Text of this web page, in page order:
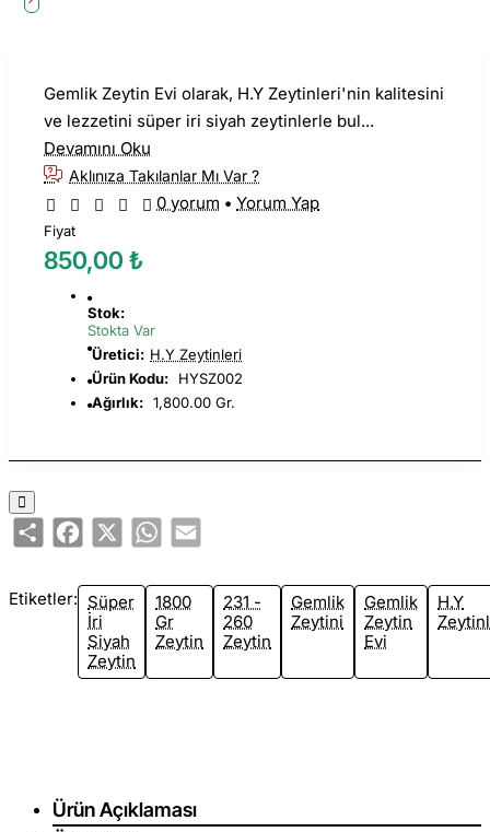
Gemlik Zeytin Evi olarak, H.Y Zeytinleri'nin kalitesini
ve lezzetini süper iri siyah zeytinlerle bul...
Devamını Oku
Aklınıza Takılanlar Mı Var ?
0 yorum • Yorum Yap
Fiyat
850,00 ₺
Stok:
Stokta Var
Üretici: H.Y Zeytinleri
Ürün Kodu:
HYSZ002
Ağırlık: 1,800.00 Gr.
ShareFacebook
X WhatsApp
Email
Etiketler: Süper
İri
Siyah
Zeytin
1800
Gr
Zeytin
231 -
260
Zeytin
Gemlik
Zeytini
Gemlik
Zeytin
Evi
H.Y
Ürün Açıklaması